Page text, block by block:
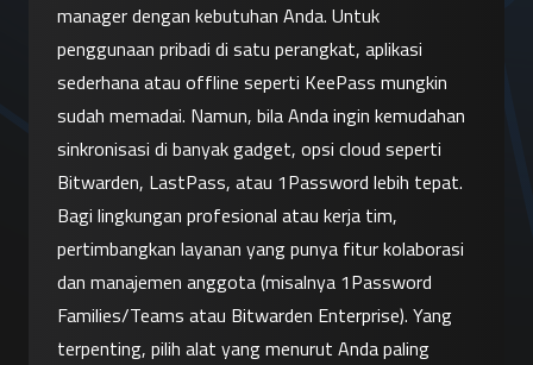
manager dengan kebutuhan Anda. Untuk
penggunaan pribadi di satu perangkat, aplikasi
sederhana atau offline seperti KeePass mungkin
sudah memadai. Namun, bila Anda ingin kemudahan
sinkronisasi di banyak gadget, opsi cloud seperti
Bitwarden, LastPass, atau 1Password lebih tepat.
Bagi lingkungan profesional atau kerja tim,
pertimbangkan layanan yang punya fitur kolaborasi
dan manajemen anggota (misalnya 1Password
Families/Teams atau Bitwarden Enterprise). Yang
terpenting, pilih alat yang menurut Anda paling